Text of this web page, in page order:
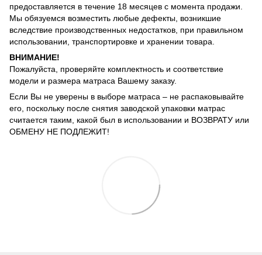
предоставляется в течение 18 месяцев с момента продажи.
Мы обязуемся возместить любые дефекты, возникшие
вследствие производственных недостатков, при правильном
использовании, транспортировке и хранении товара.
ВНИМАНИЕ!
Пожалуйста, проверяйте комплектность и соответствие
модели и размера матраса Вашему заказу.
Если Вы не уверены в выборе матраса – не распаковывайте
его, поскольку после снятия заводской упаковки матрас
считается таким, какой был в использовании и ВОЗВРАТУ или
ОБМЕНУ НЕ ПОДЛЕЖИТ!